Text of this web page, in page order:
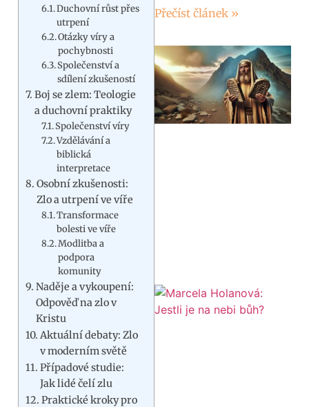
Duchovní růst přes
utrpení
Otázky víry a
pochybnosti
Společenství a
sdílení zkušeností
Boj se zlem: Teologie
a duchovní praktiky
Společenství víry
Vzdělávání a
biblická
interpretace
Osobní zkušenosti:
Zlo a utrpení ve víře
Transformace
bolesti ve víře
Modlitba a
podpora
komunity
Naděje a vykoupení:
Odpověď na zlo v
Kristu
Aktuální debaty: Zlo
v moderním světě
Případové studie:
Jak lidé čelí zlu
Praktické kroky pro
Přečíst článek »